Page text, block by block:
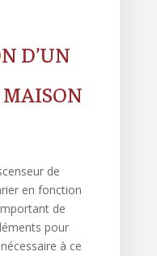
D’UN
MAISON
de
en fonction
de
pour
à ce